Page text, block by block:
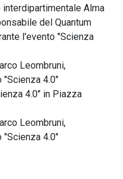
Alma
del Quantum
l'evento "Scienza
Leombruni,
"Scienza 4.0"
4.0" in Piazza
Leombruni,
"Scienza 4.0"